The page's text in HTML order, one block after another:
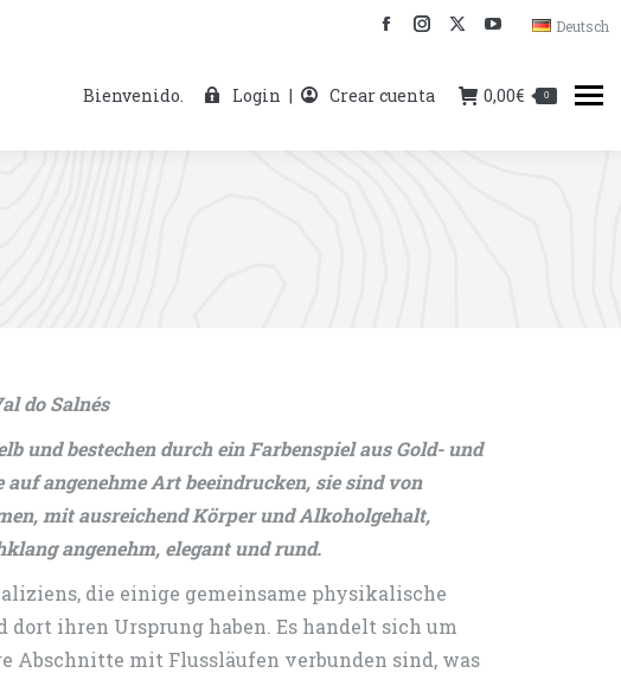
Facebook
opens
Instagram
opens
X
opens
YouTube
opens
Deutsch
Bienvenido. Login | Crear cuenta 0,00€ 0
do Salnés
und bestechen durch ein Farbenspiel aus Gold- und
angenehme Art beeindrucken, sie sind von
mit ausreichend Körper und Alkoholgehalt,
angenehm, elegant und rund.
die einige gemeinsame physikalische
ihren Ursprung haben. Es handelt sich um
Abschnitte mit Flussläufen verbunden sind, was